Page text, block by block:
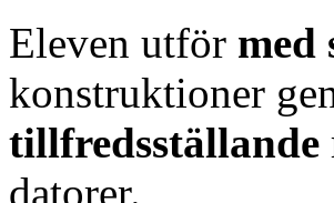
Eleven utför med
konstruktioner
tillfredsställande
datorer.